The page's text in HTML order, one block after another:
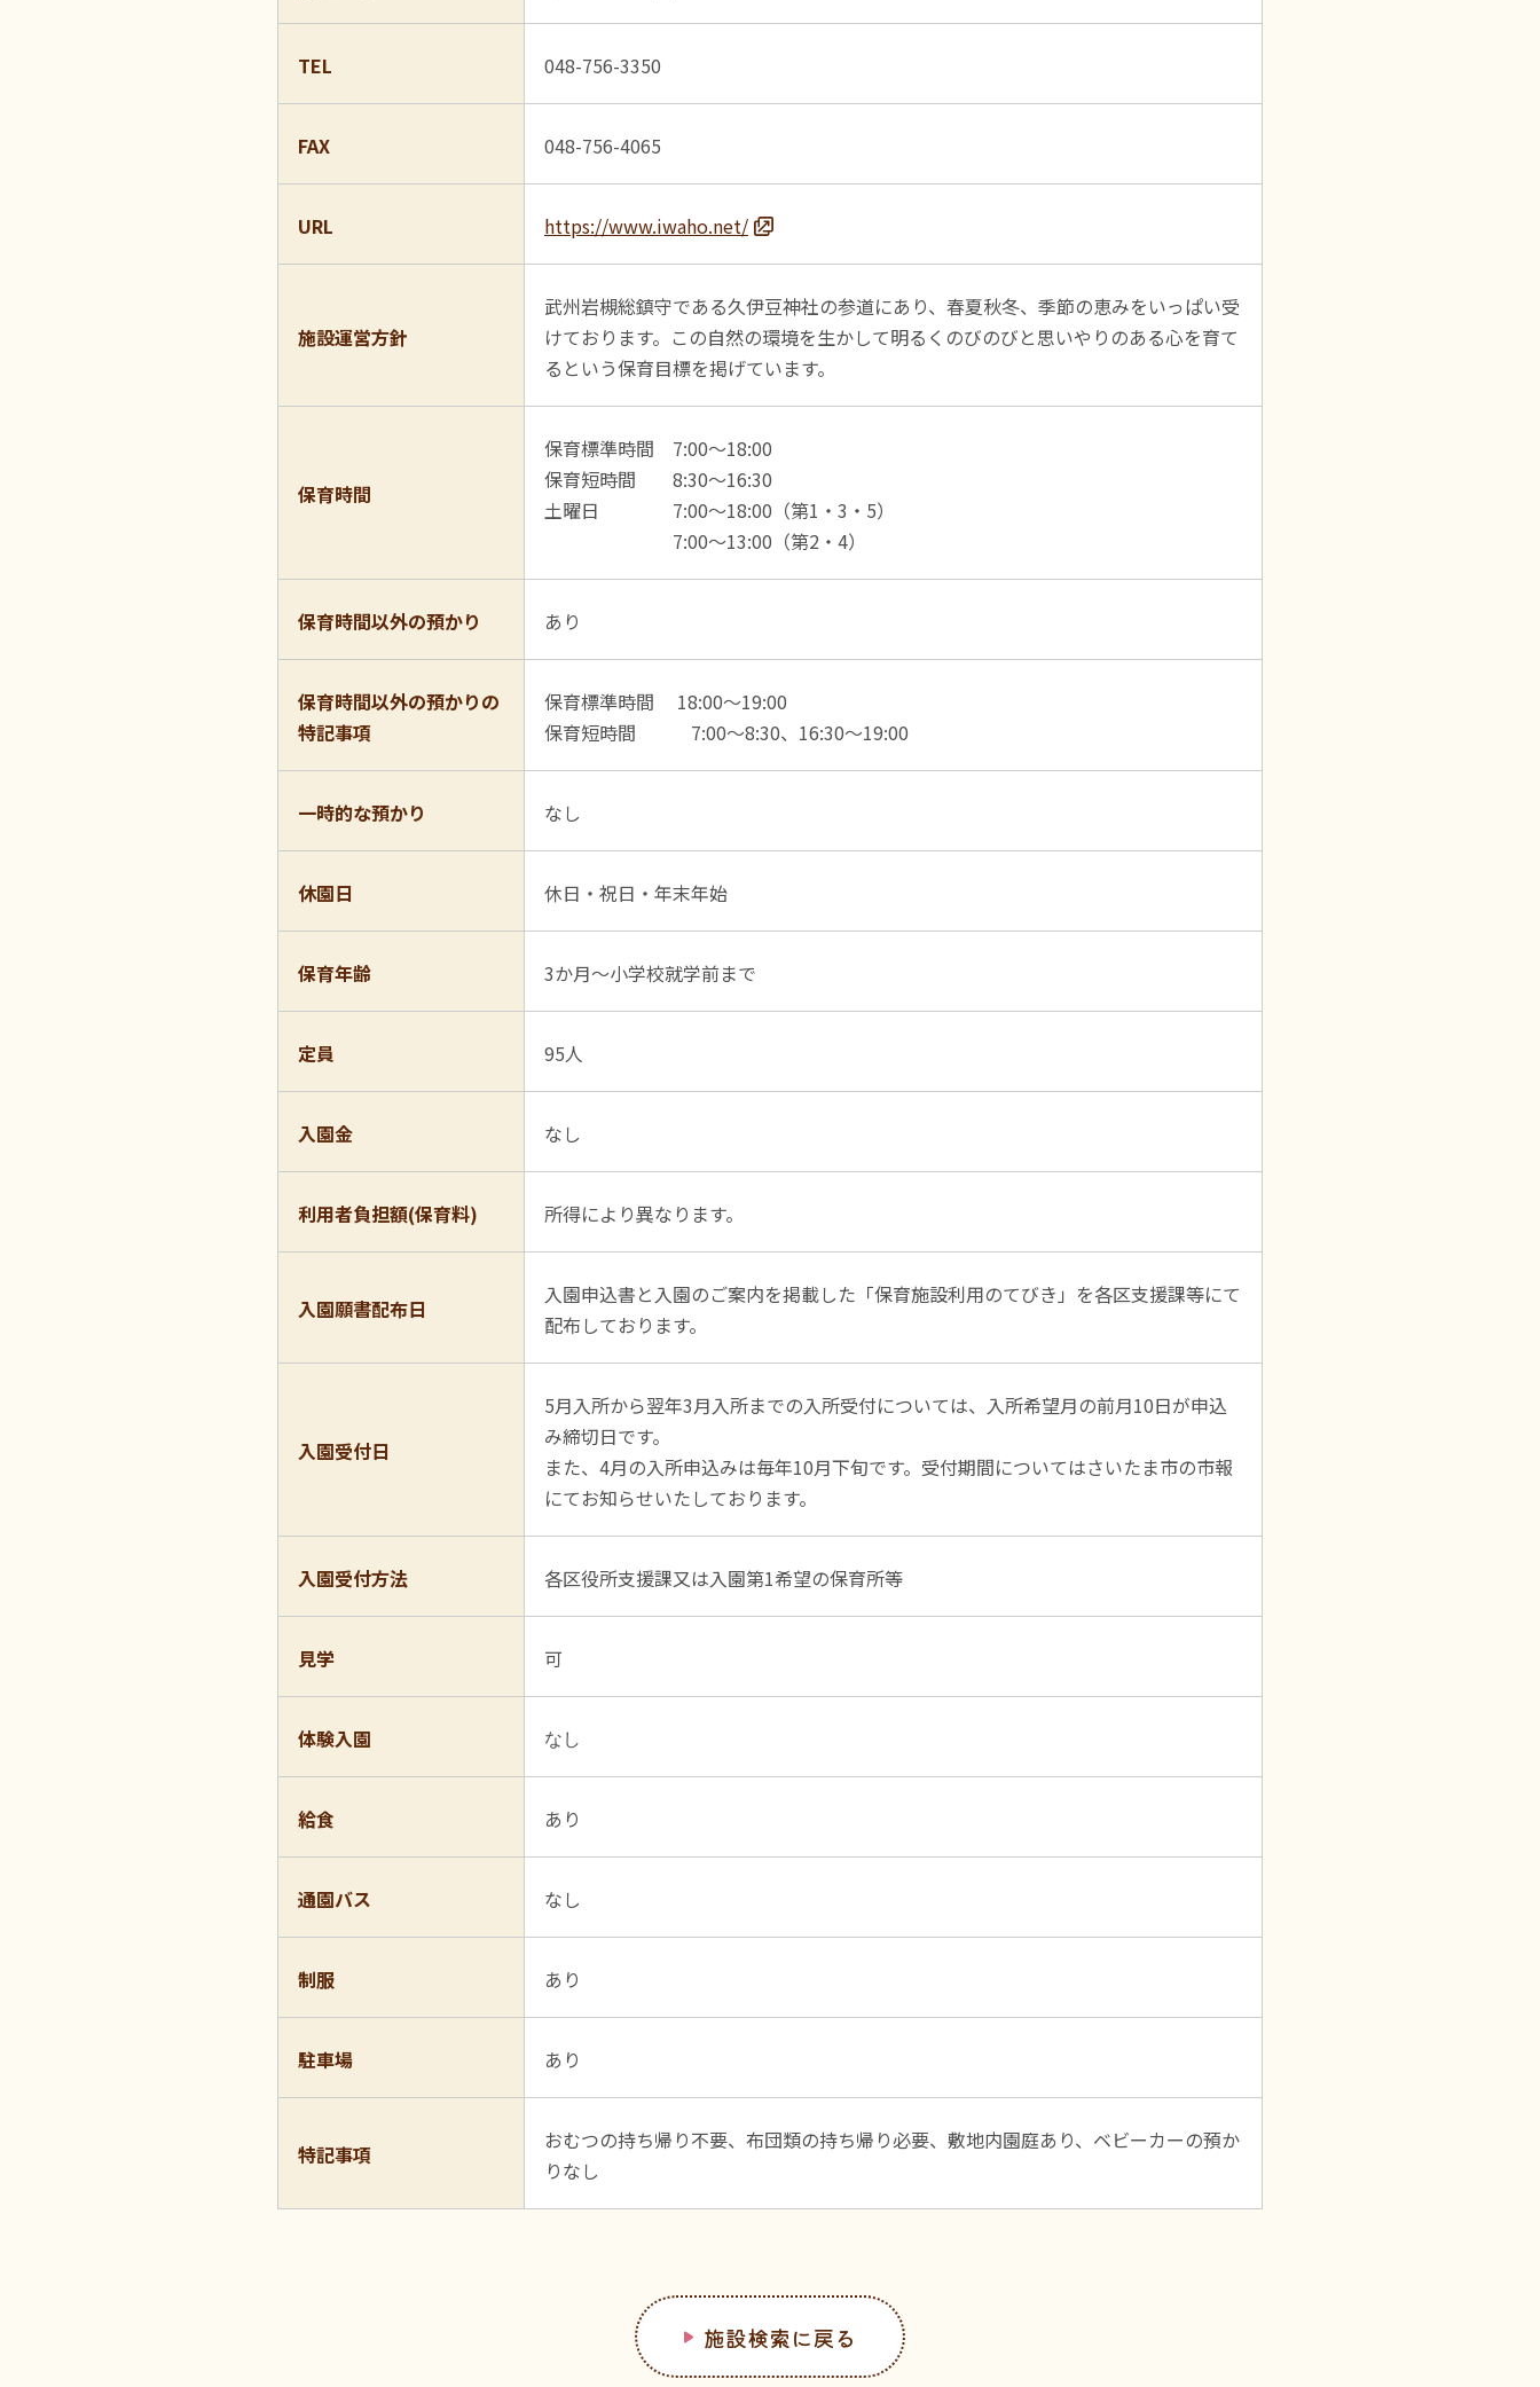
TEL 048-756-3350
FAX 048-756-4065
URL https://www.iwaho.net/
施設運営方針
武州岩槻総鎮守である久伊豆神社の参道にあり、春夏秋冬、季節の恵みをいっぱい受
けております。この自然の環境を生かして明るくのびのびと思いやりのある心を育て
るという保育目標を掲げています。
保育時間
保育標準時間 7:00～18:00
保育短時間 8:30～16:30
土曜日 7:00～18:00（第1・3・5）
7:00～13:00（第2・4）
保育時間以外の預かり あり
保育時間以外の預かりの
特記事項
保育標準時間 18:00～19:00
保育短時間 7:00～8:30、16:30～19:00
一時的な預かり なし
休園日 休日・祝日・年末年始
保育年齢 3か月～小学校就学前まで
定員 95人
入園金 なし
利用者負担額(保育料) 所得により異なります。
入園願書配布日
入園申込書と入園のご案内を掲載した「保育施設利用のてびき」を各区支援課等にて
配布しております。
入園受付日
5月入所から翌年3月入所までの入所受付については、入所希望月の前月10日が申込
み締切日です。
また、4月の入所申込みは毎年10月下旬です。受付期間についてはさいたま市の市報
にてお知らせいたしております。
入園受付方法 各区役所支援課又は入園第1希望の保育所等
見学 可
体験入園 なし
給食 あり
通園バス なし
制服 あり
駐車場 あり
特記事項
おむつの持ち帰り不要、布団類の持ち帰り必要、敷地内園庭あり、ベビーカーの預か
りなし
施設検索に戻る